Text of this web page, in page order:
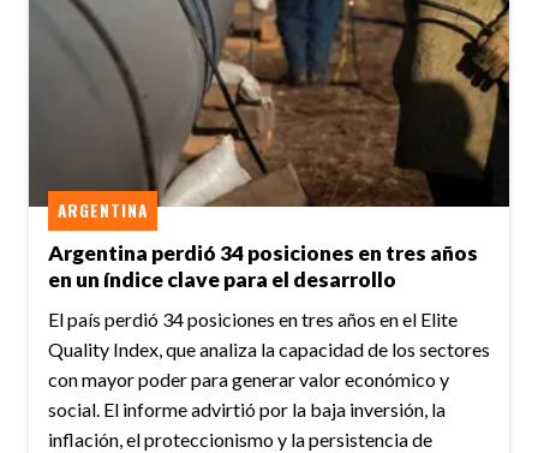
Argentina perdió 34 posiciones en tres años
en un índice clave para el desarrollo
ARGENTINA
El país perdió 34 posiciones en tres años en el Elite
Quality Index, que analiza la capacidad de los sectores
con mayor poder para generar valor económico y
social. El informe advirtió por la baja inversión, la
inflación, el proteccionismo y la persistencia de